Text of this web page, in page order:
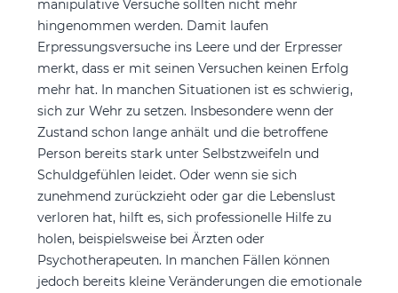
manipulative Versuche sollten nicht mehr
hingenommen werden. Damit laufen
Erpressungsversuche ins Leere und der Erpresser
merkt, dass er mit seinen Versuchen keinen Erfolg
mehr hat. In manchen Situationen ist es schwierig,
sich zur Wehr zu setzen. Insbesondere wenn der
Zustand schon lange anhält und die betroffene
Person bereits stark unter Selbstzweifeln und
Schuldgefühlen leidet. Oder wenn sie sich
zunehmend zurückzieht oder gar die Lebenslust
verloren hat, hilft es, sich professionelle Hilfe zu
holen, beispielsweise bei Ärzten oder
Psychotherapeuten. In manchen Fällen können
jedoch bereits kleine Veränderungen die emotionale